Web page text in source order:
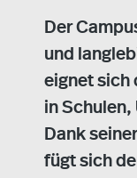
Der
und
eignet sich
in
Dank
fügt sich